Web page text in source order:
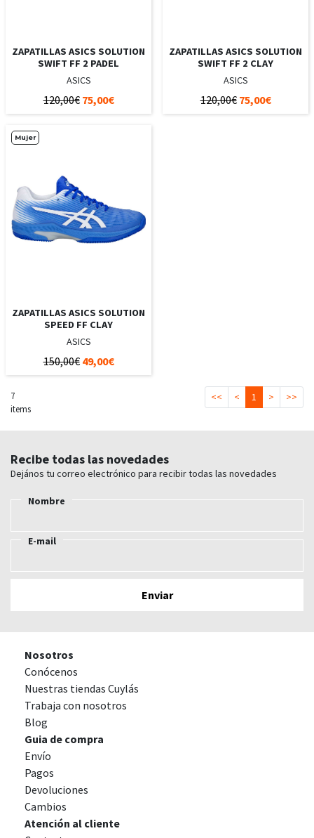
ZAPATILLAS ASICS SOLUTION
SWIFT FF 2 PADEL
ASICS
120,00€ 75,00€
ZAPATILLAS ASICS SOLUTION
SWIFT FF 2 CLAY
ASICS
120,00€ 75,00€
Mujer
ZAPATILLAS ASICS SOLUTION
SPEED FF CLAY
ASICS
150,00€ 49,00€
7
items
<< < 1 > >>
Recibe todas las novedades
Dejános tu correo electrónico para recibir todas las novedades
Nombre
E-mail
Nosotros
Conócenos
Nuestras tiendas Cuylás
Trabaja con nosotros
Blog
Guia de compra
Envío
Pagos
Devoluciones
Cambios
Atención al cliente